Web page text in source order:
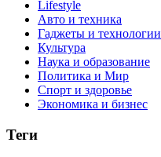
Lifestyle
Авто и техника
Гаджеты и технологии
Культура
Наука и образование
Политика и Мир
Спорт и здоровье
Экономика и бизнес
Теги